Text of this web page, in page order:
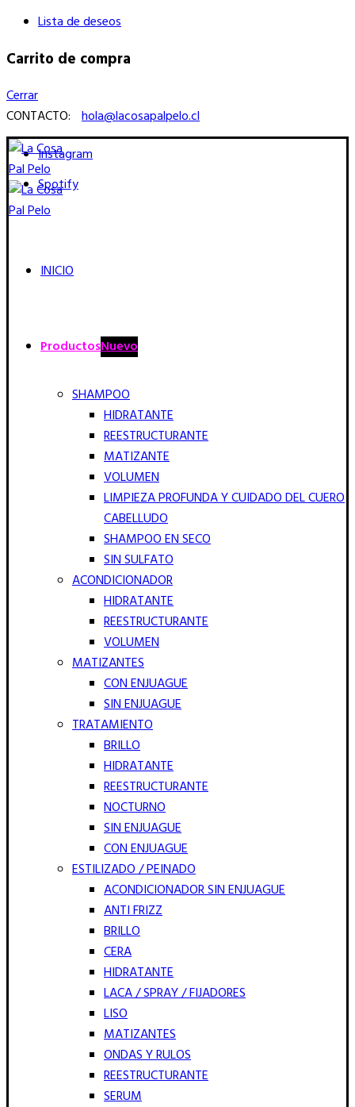
Lista de deseos
Carrito de compra
Cerrar
CONTACTO: hola@lacosapalpelo.cl
Instagram
Spotify
INICIO
ProductosNuevo
SHAMPOO
HIDRATANTE
REESTRUCTURANTE
MATIZANTE
VOLUMEN
LIMPIEZA PROFUNDA Y CUIDADO DEL CUERO
CABELLUDO
SHAMPOO EN SECO
SIN SULFATO
ACONDICIONADOR
HIDRATANTE
REESTRUCTURANTE
VOLUMEN
MATIZANTES
CON ENJUAGUE
SIN ENJUAGUE
TRATAMIENTO
BRILLO
HIDRATANTE
REESTRUCTURANTE
NOCTURNO
SIN ENJUAGUE
CON ENJUAGUE
ESTILIZADO / PEINADO
ACONDICIONADOR SIN ENJUAGUE
ANTI FRIZZ
BRILLO
CERA
HIDRATANTE
LACA / SPRAY / FIJADORES
LISO
MATIZANTES
ONDAS Y RULOS
REESTRUCTURANTE
SERUM